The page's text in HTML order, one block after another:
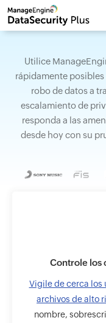
Utilice
rápidamente
robo de
responda a
Controle los
Vigile de cerca los
archivos de alto
nombre,